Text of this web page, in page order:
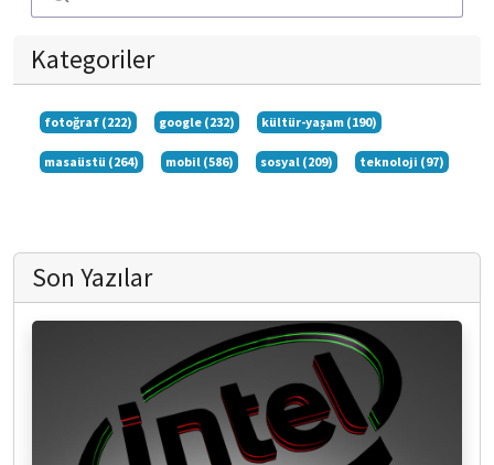
Kategoriler
fotoğraf (222) google (232) kültür-yaşam (190)
masaüstü (264) mobil (586) sosyal (209) teknoloji (97)
Son Yazılar